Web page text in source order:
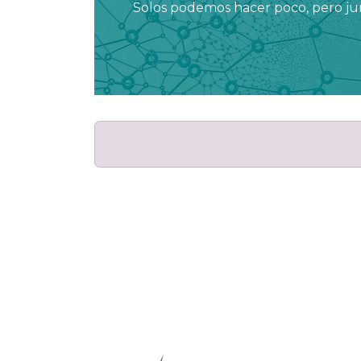
Solos podemos hacer poco, pero